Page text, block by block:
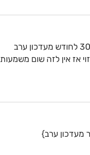
אז אין לזה שום משמעות
מעדכון ערב}